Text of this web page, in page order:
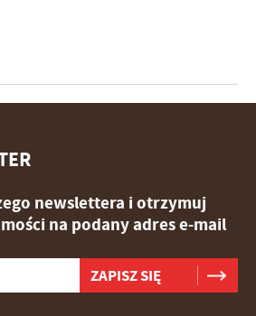
newslettera i otrzymuj
na podany adres e-mail